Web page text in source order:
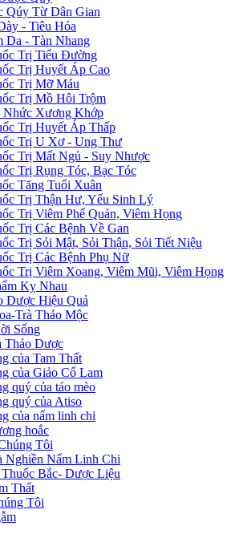
Qúy Từ Dân Gian
- Tiêu Hóa
Da - Tàn Nhang
Trị Tiểu Đường
Trị Huyết Áp Cao
Trị Mỡ Máu
Trị Mồ Hôi Trộm
Xương Khớp
Trị Huyết Áp Thấp
Trị U Xơ - Ung Thư
Trị Mất Ngủ - Suy Nhược
Trị Rụng Tóc, Bạc Tóc
Tăng Tuổi Xuân
Trị Thận Hư, Yếu Sinh Lý
Trị Viêm Phế Quản, Viêm Họng
Trị Các Bệnh Về Gan
Trị Sỏi Mật, Sỏi Thận, Sỏi Tiết Niệu
Trị Các Bệnh Phụ Nữ
Trị Viêm Xoang, Viêm Mũi, Viêm Họng
Kỵ Nhau
Dược Hiệu Quả
Trà Thảo Mộc
Sống
Thảo Dược
của Tam Thất
của Giảo Cổ Lam
quý của táo mèo
quý của Atiso
của nấm linh chi
hoắc
Tôi
Nghiền Nấm Linh Chi
Bắc- Dược Liệu
Thất
Tôi